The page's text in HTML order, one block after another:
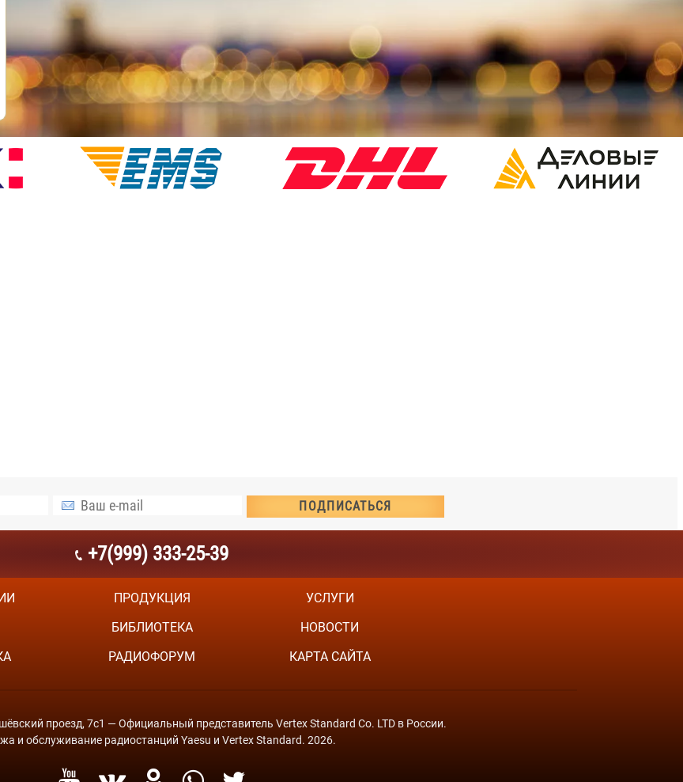
+7(999) 333-25-39
ПРОДУКЦИЯ
БИБЛИОТЕКА
РАДИОФОРУМ
УСЛУГИ
НОВОСТИ
КАРТА САЙТА
проезд, 7с1 — Официальный представитель Vertex Standard Co. LTD в России.
и обслуживание радиостанций Yaesu и Vertex Standard. 2026.